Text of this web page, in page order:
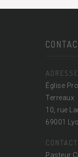
ADRESSE
Église
Terreaux
10, rue
69001
CONTACT
Pasteur